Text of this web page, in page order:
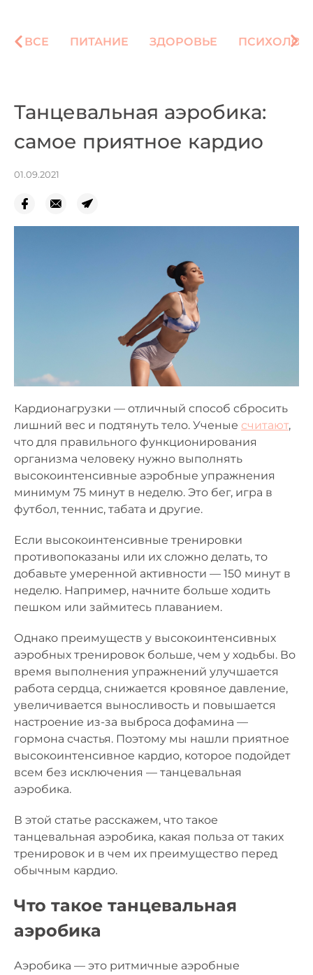
ВСЕ ПИТАНИЕ ЗДОРОВЬЕ
Танцевальная аэробика:
самое приятное кардио
01.09.2021
Кардионагрузки — отличный способ сбросить
лишний вес и подтянуть тело. Ученые считают,
что для правильного функционирования
организма человеку нужно выполнять
высокоинтенсивные аэробные упражнения
минимум 75 минут в неделю. Это бег, игра в
футбол, теннис, табата и другие.
Если высокоинтенсивные тренировки
противопоказаны или их сложно делать, то
добавьте умеренной активности — 150 минут в
неделю. Например, начните больше ходить
пешком или займитесь плаванием.
Однако преимуществ у высокоинтенсивных
аэробных тренировок больше, чем у ходьбы. Во
время выполнения упражнений улучшается
работа сердца, снижается кровяное давление,
увеличивается выносливость и повышается
настроение из-за выброса дофамина —
гормона счастья. Поэтому мы нашли приятное
высокоинтенсивное кардио, которое подойдет
всем без исключения — танцевальная
аэробика.
В этой статье расскажем, что такое
танцевальная аэробика, какая польза от таких
тренировок и в чем их преимущество перед
обычным кардио.
Что такое танцевальная
аэробика
Аэробика — это ритмичные аэробные